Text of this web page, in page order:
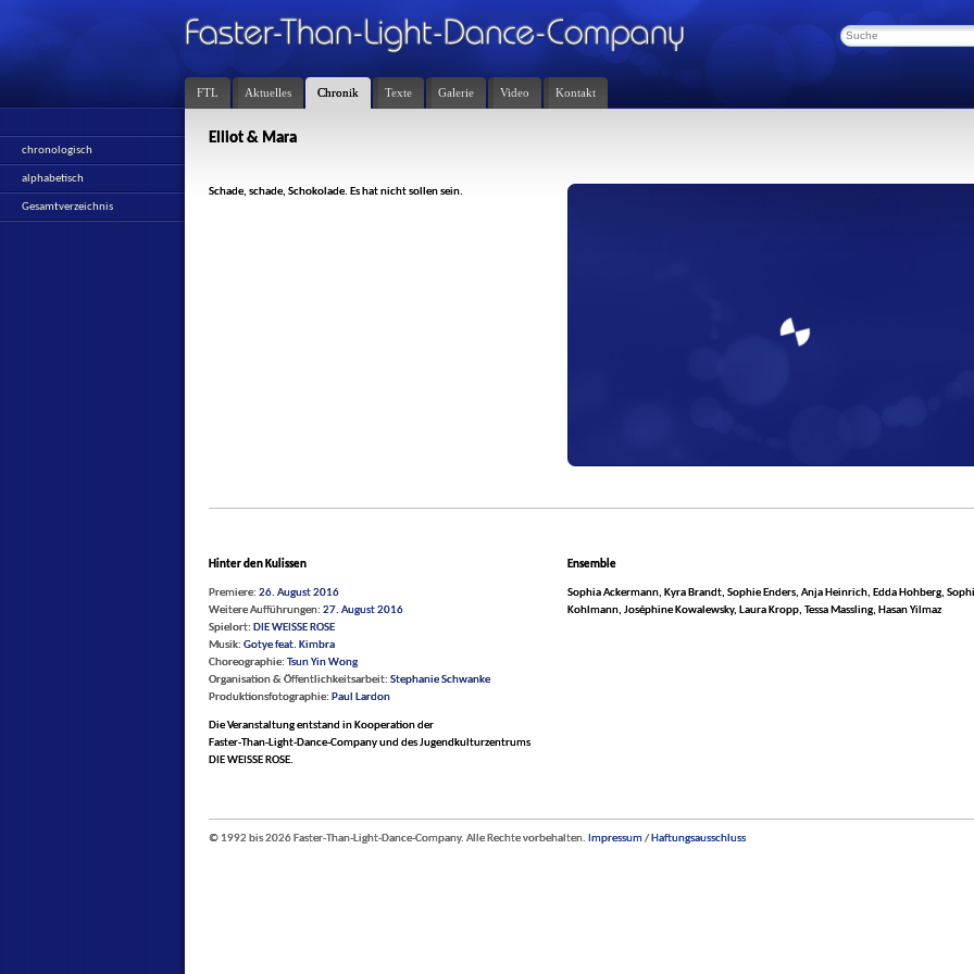
FTL Aktuelles Chronik Texte Galerie Video Kontakt
chronologisch
alphabetisch
Gesamtverzeichnis
Elliot & Mara
Schade, schade, Schokolade. Es hat nicht sollen sein.
Hinter den Kulissen
Premiere: 26. August 2016
Weitere Aufführungen: 27. August 2016
Spielort: DIE WEISSE ROSE
Musik: Gotye feat. Kimbra
Choreographie: Tsun Yin Wong
Organisation & Öffentlichkeitsarbeit: Stephanie Schwanke
Produktionsfotographie: Paul Lardon
Die Veranstaltung entstand in Kooperation der
Faster-Than-Light-Dance-Company und des Jugendkulturzentrums
DIE WEISSE ROSE.
Ensemble
Sophia Ackermann, Kyra Brandt, Sophie Enders, Anja Heinrich, Edda Hohberg,
Kohlmann, Joséphine Kowalewsky, Laura Kropp, Tessa Massling, Hasan Yilmaz
© 1992 bis 2026 Faster-Than-Light-Dance-Company. Alle Rechte vorbehalten. Impressum/ Haftungsausschluss